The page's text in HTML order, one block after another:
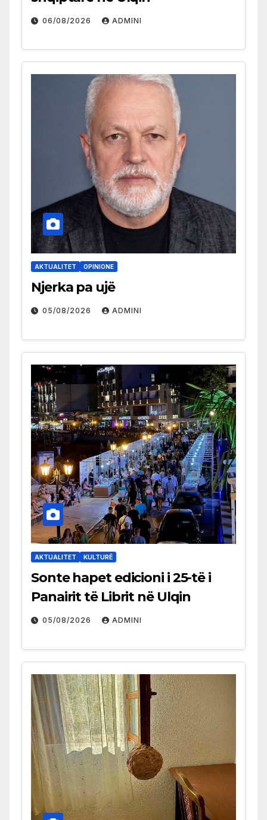
06/08/2026 ADMINI
AKTUALITET OPINIONE
Njerka pa ujë
05/08/2026 ADMINI
AKTUALITET KULTURË
Sonte hapet edicioni i 25-të i
Panairit të Librit në Ulqin
05/08/2026 ADMINI